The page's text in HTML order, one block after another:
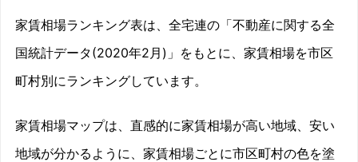
家賃相場ランキング表は、全宅連の「不動産に関する全
国統計データ(2020年2月)」をもとに、家賃相場を市区
町村別にランキングしています。
家賃相場マップは、直感的に家賃相場が高い地域、安い
地域が分かるように、家賃相場ごとに市区町村の色を塗